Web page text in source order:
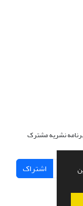
نشریه مشترک
اشتراک